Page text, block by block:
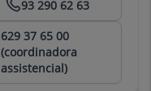
93 290 62 63
629 37 65 00
(coordinadora
assistencial)